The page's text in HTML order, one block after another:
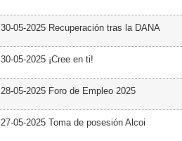
30-05-2025 Recuperación tras la DANA
30-05-2025 ¡Cree en ti!
28-05-2025 Foro de Empleo 2025
27-05-2025 Toma de posesión Alcoi